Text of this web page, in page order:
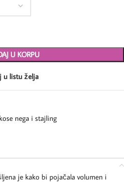
U KORPU
u listu želja
nega i stajling
je kako bi pojačala volumen i